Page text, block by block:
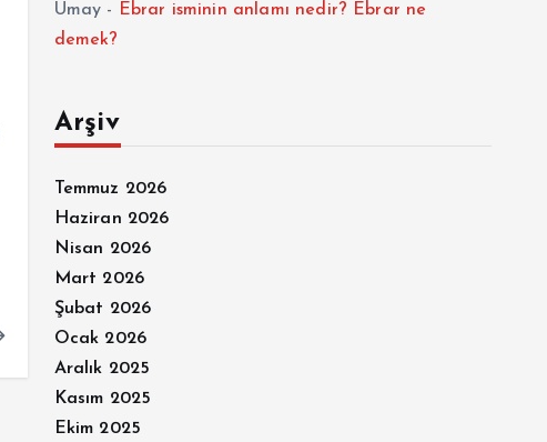
Umay -
Ebrar isminin anlamı nedir? Ebrar ne
demek?
Arşiv
Temmuz 2026
Haziran 2026
Nisan 2026
Mart 2026
Şubat 2026
Ocak 2026
Aralık 2025
Kasım 2025
Ekim 2025